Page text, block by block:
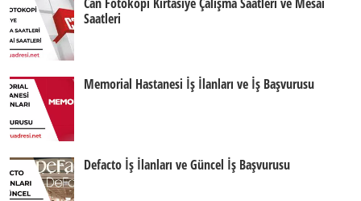
Saatleri
Memorial Hastanesi İş İlanları ve İş Başvurusu
Defacto İş İlanları ve Güncel İş Başvurusu